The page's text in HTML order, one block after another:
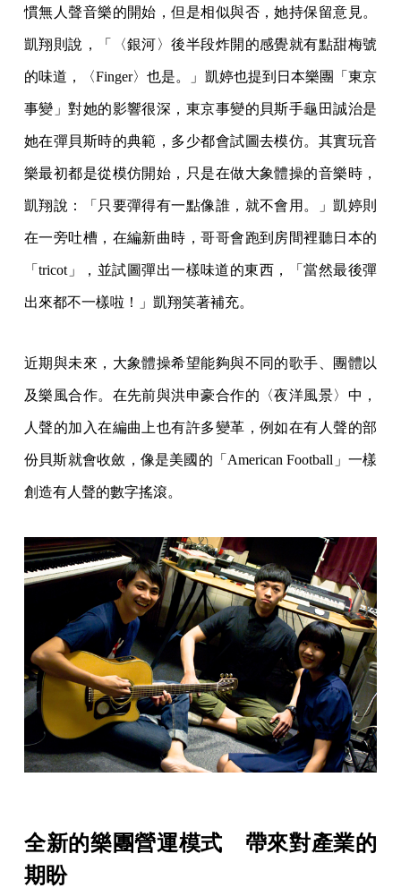
慣無人聲音樂的開始，但是相似與否，她持保留意見。
凱翔則說，「〈銀河〉後半段炸開的感覺就有點甜梅號
的味道，〈Finger〉也是。」凱婷也提到日本樂團「東京
事變」對她的影響很深，東京事變的貝斯手龜田誠治是
她在彈貝斯時的典範，多少都會試圖去模仿。其實玩音
樂最初都是從模仿開始，只是在做大象體操的音樂時，
凱翔說：「只要彈得有一點像誰，就不會用。」凱婷則
在一旁吐槽，在編新曲時，哥哥會跑到房間裡聽日本的
「tricot」，並試圖彈出一樣味道的東西，「當然最後彈
出來都不一樣啦！」凱翔笑著補充。
近期與未來，大象體操希望能夠與不同的歌手、團體以
及樂風合作。在先前與洪申豪合作的〈夜洋風景〉中，
人聲的加入在編曲上也有許多變革，例如在有人聲的部
份貝斯就會收斂，像是美國的「American Football」一樣
創造有人聲的數字搖滾。
全新的樂團營運模式 帶來對產業的
期盼